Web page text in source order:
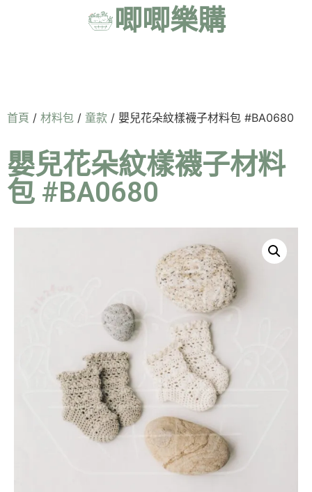
唧唧樂購
首頁 / 材料包 / 童款 / 嬰兒花朵紋樣襪子材料包 #BA0680
嬰兒花朵紋樣襪子材料
包 #BA0680